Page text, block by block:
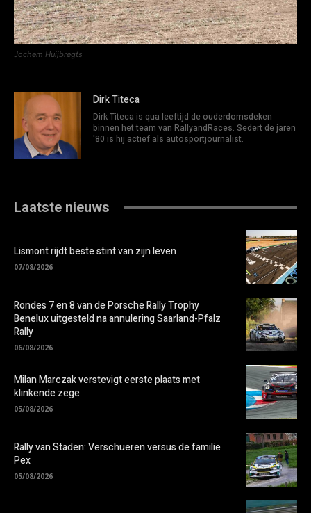
Jochem Huijbregts
Dirk Titeca
Dirk Titeca is qua leeftijd de ouderdomsdeken
binnen het team van RallyandRaces. Sedert de jaren
'80 is hij actief als autosportjournalist.
Laatste nieuws
Lismont rijdt beste stint van zijn leven
07/08/2026
Rondes 7 en 8 van de Porsche Rally Trophy
Benelux uitgesteld na annulering Saarland-Pfalz
Rally
06/08/2026
Milan Marczak verstevigt eerste plaats met
klinkende zege
05/08/2026
Rally van Staden: Verschueren versus de familie
Pex
05/08/2026